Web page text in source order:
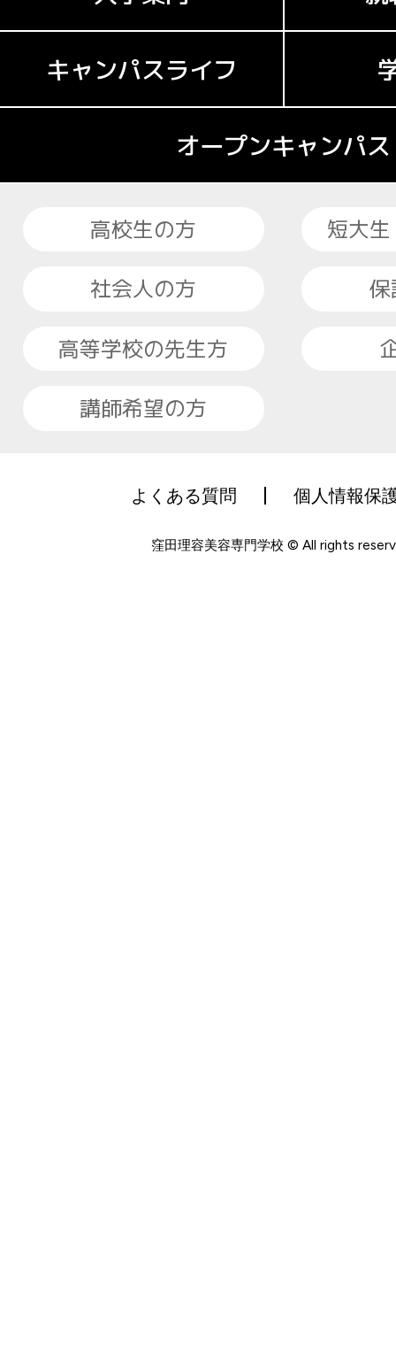
キャンパスライフ
オープンキャンパス
高校生の方
短大
社会人の方
高等学校の先生方
講師希望の方
よくある質問 個人情報保
窪田理容美容専門学校 © All rights